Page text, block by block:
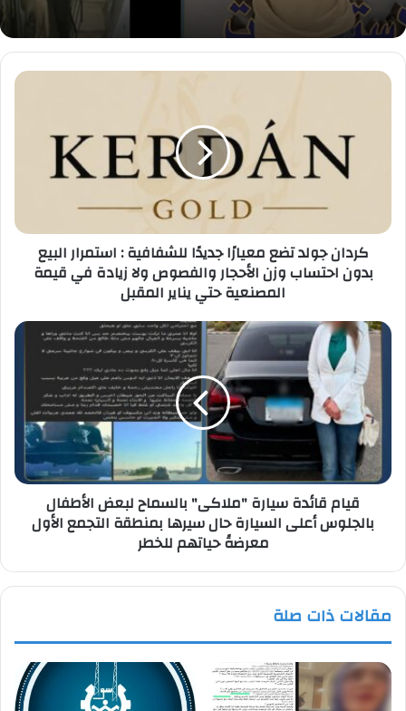
كردان
البيع
احتساب
والفصوص
زيادة
المصنعية
حتي
المقبل
كردان جولد تضع معيارًا جديدًا للشفافية : استمرار البيع
بدون احتساب وزن الأحجار والفصوص ولا زيادة في قيمة
المصنعية حتي يناير المقبل
قيام
قائدة
سيارة
"ملاكى"
بالسماح
لبعض
الأطفال
بالجلوس
أعلى
السيارة
التجمع
معرضةً
قيام قائدة سيارة "ملاكى" بالسماح لبعض الأطفال
بالجلوس أعلى السيارة حال سيرها بمنطقة التجمع الأول
معرضةً حياتهم للخطر
مقالات ذات صلة